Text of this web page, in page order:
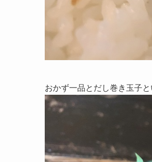
おかず一品とだし巻き玉子